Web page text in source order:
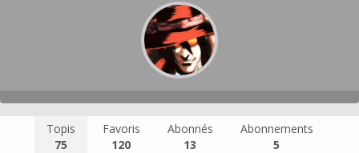
Topis
75
Favoris
120
Abonnés
13
Abonnements
5